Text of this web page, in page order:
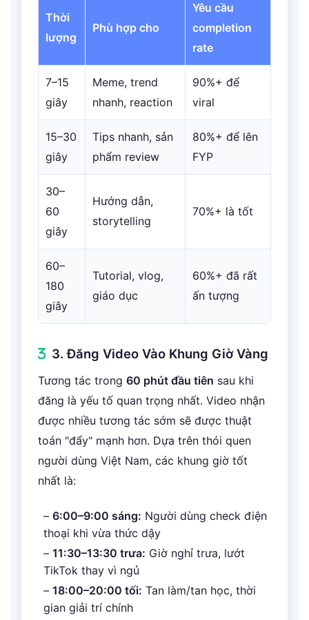
Thời
lượng
Phù hợp cho
Yêu cầu
completion
rate
7–15
giây
Meme, trend
nhanh, reaction
90%+ để
viral
15–30
giây
Tips nhanh, sản
phẩm review
80%+ để lên
FYP
30–
60
giây
Hướng dẫn,
storytelling
70%+ là tốt
60–
180
giây
Tutorial, vlog,
giáo dục
60%+ đã rất
ấn tượng
3. Đăng Video Vào Khung Giờ Vàng
Tương tác trong 60 phút đầu tiên sau khi
đăng là yếu tố quan trọng nhất. Video nhận
được nhiều tương tác sớm sẽ được thuật
toán "đẩy" mạnh hơn. Dựa trên thói quen
người dùng Việt Nam, các khung giờ tốt
nhất là:
– 6:00–9:00 sáng: Người dùng check điện
thoại khi vừa thức dậy
– 11:30–13:30 trưa: Giờ nghỉ trưa, lướt
TikTok thay vì ngủ
– 18:00–20:00 tối: Tan làm/tan học, thời
gian giải trí chính